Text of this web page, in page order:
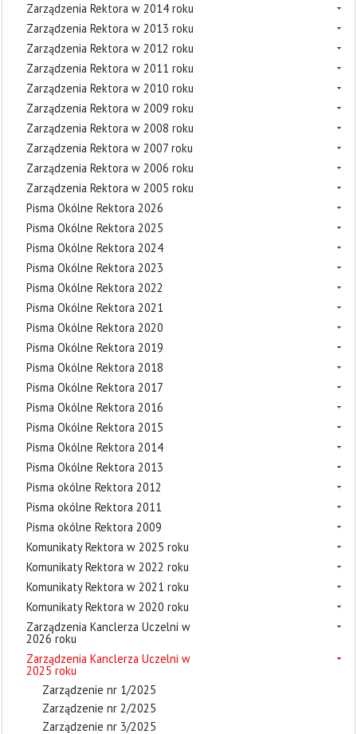
Zarządzenia Rektora w 2014 roku
Zarządzenia Rektora w 2013 roku
Zarządzenia Rektora w 2012 roku
Zarządzenia Rektora w 2011 roku
Zarządzenia Rektora w 2010 roku
Zarządzenia Rektora w 2009 roku
Zarządzenia Rektora w 2008 roku
Zarządzenia Rektora w 2007 roku
Zarządzenia Rektora w 2006 roku
Zarządzenia Rektora w 2005 roku
Pisma Okólne Rektora 2026
Pisma Okólne Rektora 2025
Pisma Okólne Rektora 2024
Pisma Okólne Rektora 2023
Pisma Okólne Rektora 2022
Pisma Okólne Rektora 2021
Pisma Okólne Rektora 2020
Pisma Okólne Rektora 2019
Pisma Okólne Rektora 2018
Pisma Okólne Rektora 2017
Pisma Okólne Rektora 2016
Pisma Okólne Rektora 2015
Pisma Okólne Rektora 2014
Pisma Okólne Rektora 2013
Pisma okólne Rektora 2012
Pisma okólne Rektora 2011
Pisma okólne Rektora 2009
Komunikaty Rektora w 2025 roku
Komunikaty Rektora w 2022 roku
Komunikaty Rektora w 2021 roku
Komunikaty Rektora w 2020 roku
Zarządzenia Kanclerza Uczelni w
2026 roku
Zarządzenia Kanclerza Uczelni w
2025 roku
Zarządzenie nr 1/2025
Zarządzenie nr 2/2025
Zarządzenie nr 3/2025